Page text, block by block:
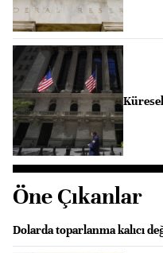
Öne Çıkanlar
Dolarda toparlanma kalıcı